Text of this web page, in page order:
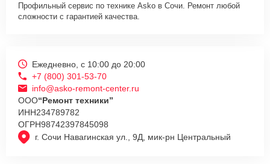
Профильный сервис по технике Asko в Сочи. Ремонт любой
сложности с гарантией качества.
г. Сочи Навагинская ул., 9Д, мик-рн Центральный
Ежедневно, с 10:00 до 20:00
+7 (800) 301-53-70
info@asko-remont-center.ru
ООО“Ремонт техники”
ИНН234789782
ОГРН98742397845098